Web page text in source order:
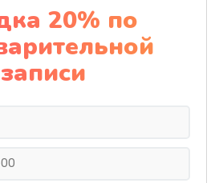
драйверов
1000 руб.
Заказать
жесткого диска
20% по
записи